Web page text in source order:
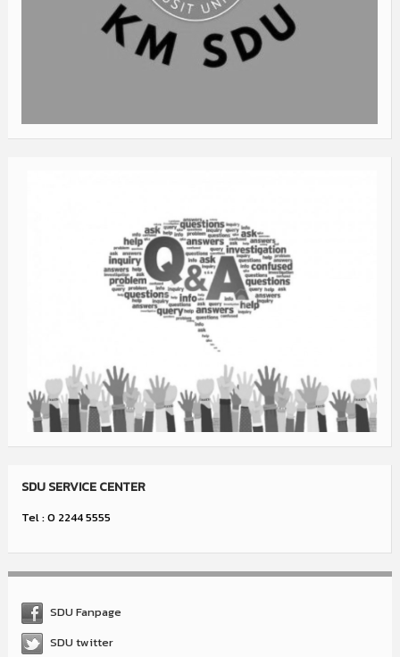
SDU SERVICE CENTER
Tel : 0 2244 5555
SDU Fanpage
SDU twitter